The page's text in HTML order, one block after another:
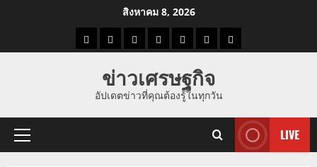
สิงหาคม 8, 2026
ราคาแนว
ราคา
ทอง
ข่าว
นี้
ข่าว
ดูด
ที่
ผู้ชาย
ข่าวเศรษฐกิจ
อัปเดตข่าวที่คุณต้องรู้ในทุกวัน
Primary
LIVE